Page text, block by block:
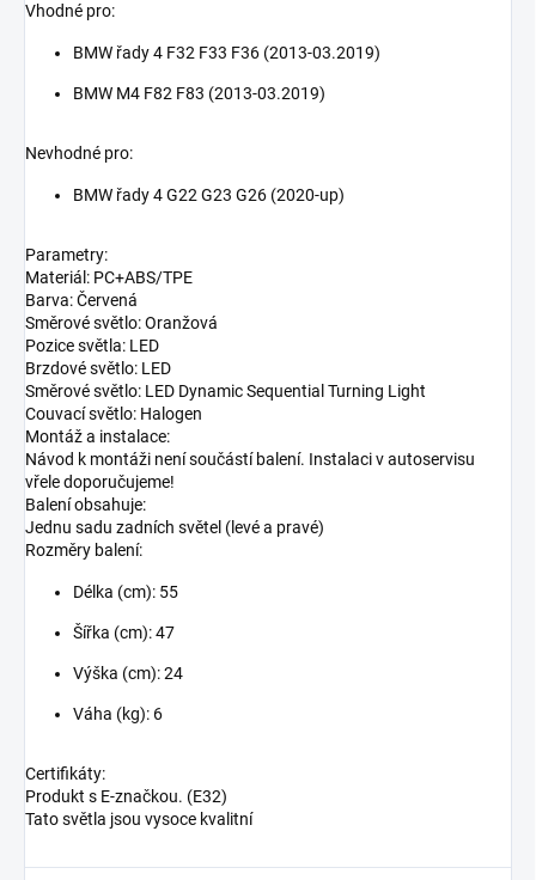
Vhodné pro:
BMW řady 4 F32 F33 F36 (2013-03.2019)
BMW M4 F82 F83 (2013-03.2019)
Nevhodné pro:
BMW řady 4 G22 G23 G26 (2020-up)
Parametry:
Materiál: PC+ABS/TPE
Barva: Červená
Směrové světlo: Oranžová
Pozice světla: LED
Brzdové světlo: LED
Směrové světlo: LED Dynamic Sequential Turning Light
Couvací světlo: Halogen
Montáž a instalace:
Návod k montáži není součástí balení. Instalaci v autoservisu
vřele doporučujeme!
Balení obsahuje:
Jednu sadu zadních světel (levé a pravé)
Rozměry balení:
Délka (cm): 55
Šířka (cm): 47
Výška (cm): 24
Váha (kg): 6
Certifikáty:
Produkt s E-značkou. (E32)
Tato světla jsou vysoce kvalitní